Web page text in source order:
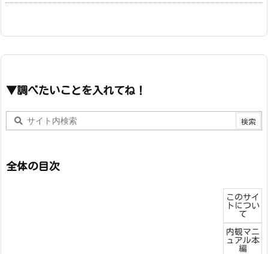
▼調べたいことを入れてね！
全体の目次
このサイ
トについ
て
内観マニ
ュアル本
編